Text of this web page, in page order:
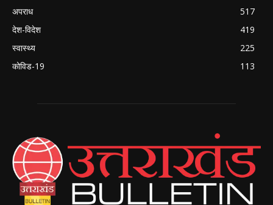
अपराध
517
देश-विदेश
419
स्वास्थ्य
225
कोविड-19
113